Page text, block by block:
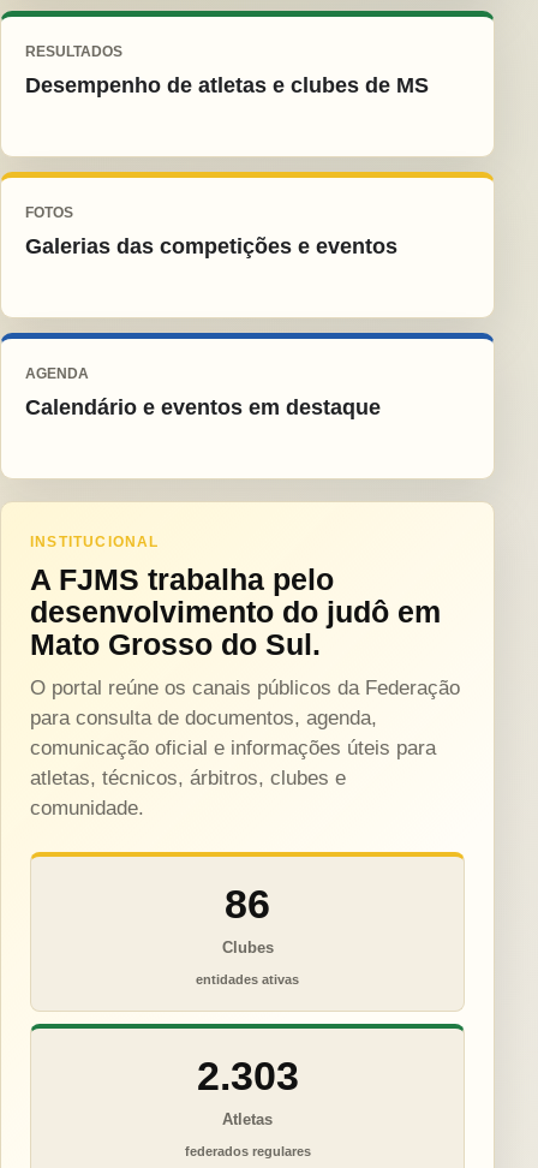
RESULTADOS
Desempenho de atletas e clubes de MS
FOTOS
Galerias das competições e eventos
AGENDA
Calendário e eventos em destaque
INSTITUCIONAL
A FJMS trabalha pelo
desenvolvimento do judô em
Mato Grosso do Sul.
O portal reúne os canais públicos da Federação
para consulta de documentos, agenda,
comunicação oficial e informações úteis para
atletas, técnicos, árbitros, clubes e
comunidade.
86
Clubes
entidades ativas
2.303
Atletas
federados regulares